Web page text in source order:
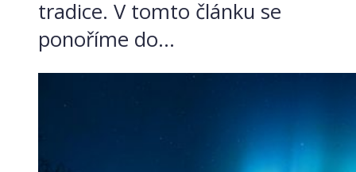
tradice. V tomto článku se
ponoříme do...